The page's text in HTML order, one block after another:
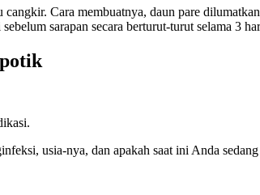
Cara membuatnya, daun pare
sarapan secara berturut-turut selama 3
usia-nya, dan apakah saat ini Anda